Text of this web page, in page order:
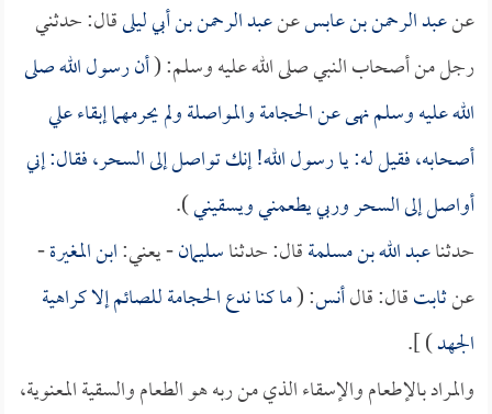
عنعبد الرحمن بن عابسعنعبد الرحمن بن أبي ليلىقال: حدثني
رجل من أصحاب النبي صلى الله عليه وسلم: (أن رسول الله صلى
الله عليه وسلم نهى عن الحجامة والمواصلة ولم يحرمهما إبقاء علي
أصحابه، فقيل له: يا رسول الله! إنك تواصل إلى السحر، فقال: إني
أواصل إلى السحر وربي يطعمني ويسقيني).
حدثناعبد الله بن مسلمةقال: حدثناسليمان- يعني:ابن المغيرة-
عنثابتقال: قالأنس: (ما كنا ندع الحجامة للصائم إلا كراهية
الجهد) ].
والمراد بالإطعام والإسقاء الذي من ربه هو الطعام والسقية المعنوية،